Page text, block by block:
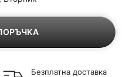
Безплатна доставка